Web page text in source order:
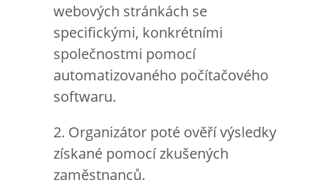
webových stránkách se
specifickými, konkrétními
společnostmi pomocí
automatizovaného počítačového
softwaru.
2. Organizátor poté ověří výsledky
získané pomocí zkušených
zaměstnanců.